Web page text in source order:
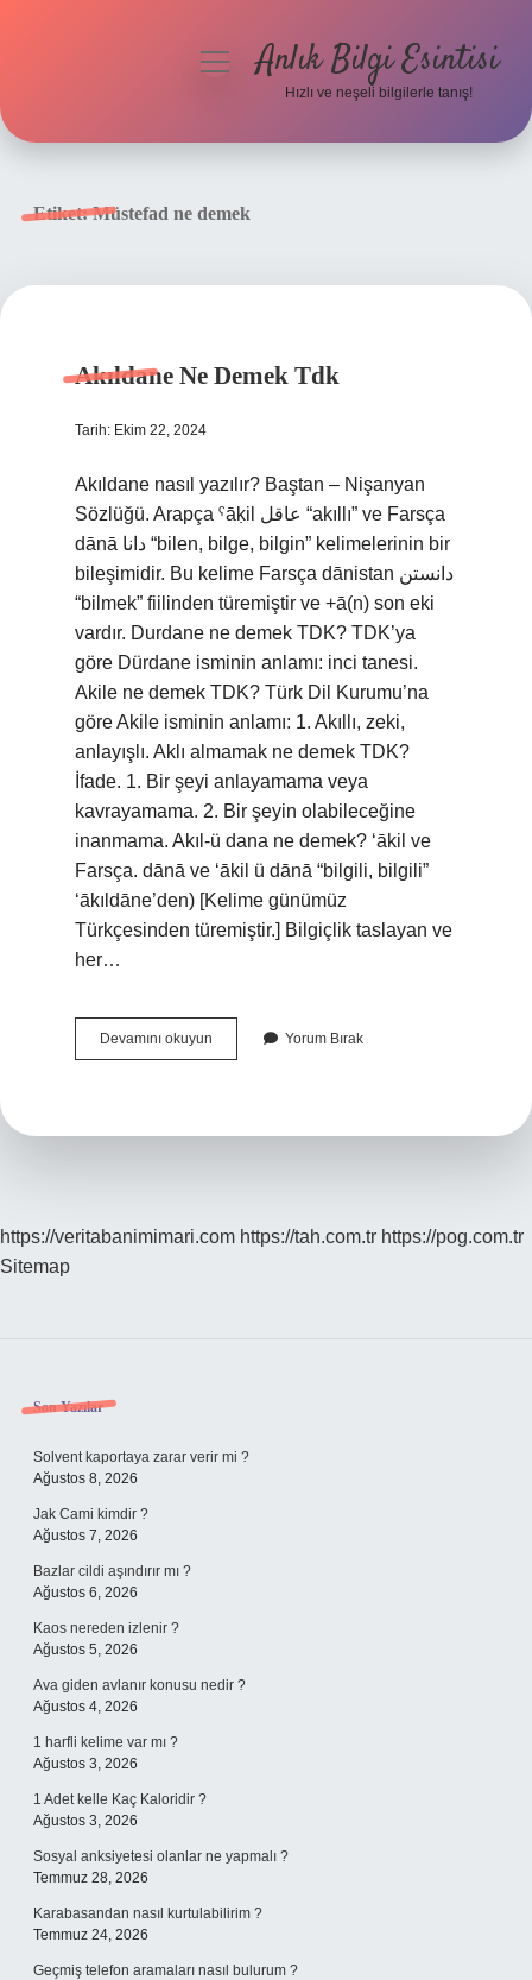
menüyüAnlık Bilgi Esintisi
Hızlı ve neşeli bilgilerle tanış!
Etiket:Müstefad ne demek
Akıldane Ne Demek Tdk
Tarih: Ekim 22, 2024
Akıldane nasıl yazılır? Baştan – Nişanyan
Sözlüğü. Arapça ˁāḳil عاقل “akıllı” ve Farsça
dānā دانا “bilen, bilge, bilgin” kelimelerinin bir
bileşimidir. Bu kelime Farsça dānistan دانستن
“bilmek” fiilinden türemiştir ve +ā(n) son eki
vardır. Durdane ne demek TDK? TDK’ya
göre Dürdane isminin anlamı: inci tanesi.
Akile ne demek TDK? Türk Dil Kurumu’na
göre Akile isminin anlamı: 1. Akıllı, zeki,
anlayışlı. Aklı almamak ne demek TDK?
İfade. 1. Bir şeyi anlayamama veya
kavrayamama. 2. Bir şeyin olabileceğine
inanmama. Akıl-ü dana ne demek? ‘ākil ve
Farsça. dānā ve ‘ākil ü dānā “bilgili, bilgili”
‘ākıldāne’den) [Kelime günümüz
Türkçesinden türemiştir.] Bilgiçlik taslayan ve
her…
Devamını okuyun Akıldane
Ne
Yorum Bırak
https://veritabanimimari.com https://tah.com.tr https://pog.com.tr
Sitemap
Sidebar
Son Yazılar
Solvent kaportaya zarar verir mi ?
Ağustos 8, 2026
Jak Cami kimdir ?
Ağustos 7, 2026
Bazlar cildi aşındırır mı ?
Ağustos 6, 2026
Kaos nereden izlenir ?
Ağustos 5, 2026
Ava giden avlanır konusu nedir ?
Ağustos 4, 2026
1 harfli kelime var mı ?
Ağustos 3, 2026
1 Adet kelle Kaç Kaloridir ?
Ağustos 3, 2026
Sosyal anksiyetesi olanlar ne yapmalı ?
Temmuz 28, 2026
Karabasandan nasıl kurtulabilirim ?
Temmuz 24, 2026
Geçmiş telefon aramaları nasıl bulurum ?